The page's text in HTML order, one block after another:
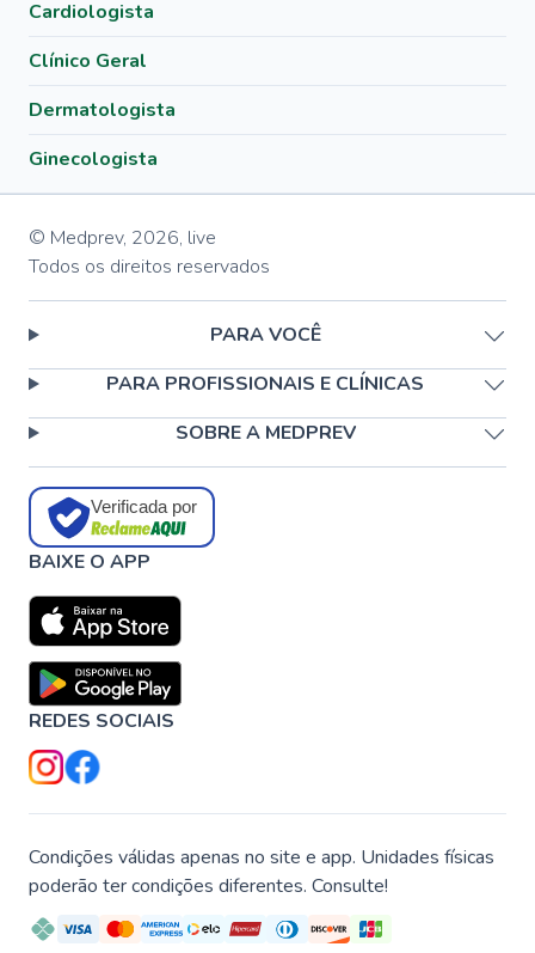
Cardiologista
Clínico Geral
Dermatologista
Ginecologista
© Medprev, 2026, live
Todos os direitos reservados
PARA VOCÊ
PARA PROFISSIONAIS E CLÍNICAS
SOBRE A MEDPREV
Verificada por
BAIXE O APP
REDES SOCIAIS
Condições válidas apenas no site e app. Unidades físicas
poderão ter condições diferentes. Consulte!